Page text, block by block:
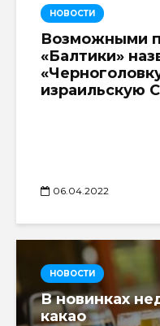
НОВОСТИ
Возможными
«Балтики»
израильскую
06.04.2022
НОВОСТИ
В новинках
какао